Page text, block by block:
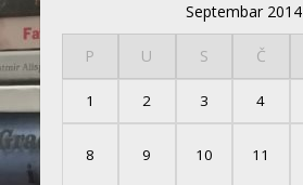
Septembar 2014
P U S Č
1 2 3 4
8 9 10 11